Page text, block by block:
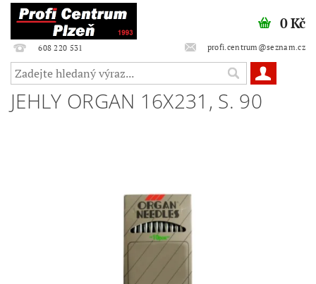
608 220 531 profi.centrum@seznam.cz
0 Kč
JEHLY ORGAN 16X231, S. 90